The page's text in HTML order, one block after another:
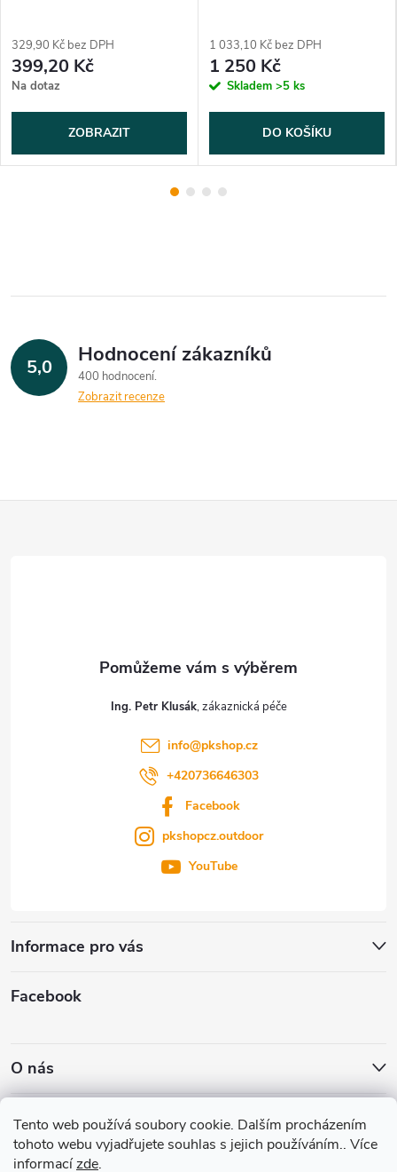
Tento web používá soubory cookie. Dalším procházením
tohoto webu vyjadřujete souhlas s jejich používáním.. Více
informacízde.
329,90 Kč bez DPH
399,20 Kč
Na dotaz
ZOBRAZIT
1 033,10 Kč bez DPH
1 250 Kč
Skladem >5 ks
DO KOŠÍKU
5,0 Hodnocení zákazníků
400 hodnocení
Zobrazit recenze
Ing. Petr Klusák
info@pkshop.cz
+420736646303
Facebook
pkshopcz.outdoor
YouTube
Informace pro vás
Facebook
O nás
Nákupní košík